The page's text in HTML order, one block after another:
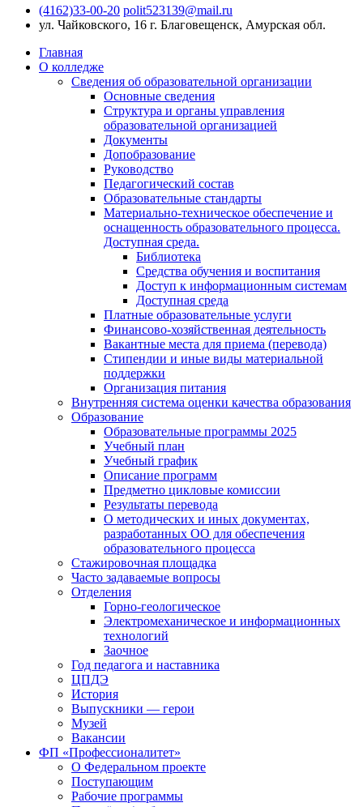
(4162)33-00-20 polit523139@mail.ru
ул. Чайковского, 16 г. Благовещенск, Амурская обл.
Главная
О колледже
Сведения об образовательной организации
Основные сведения
Структура и органы управления
образовательной организацией
Документы
Допобразование
Руководство
Педагогический состав
Образовательные стандарты
Материально-техническое обеспечение и
оснащенность образовательного процесса.
Доступная среда.
Библиотека
Средства обучения и воспитания
Доступ к информационным системам
Доступная среда
Платные образовательные услуги
Финансово-хозяйственная деятельность
Вакантные места для приема (перевода)
Стипендии и иные виды материальной
поддержки
Организация питания
Внутренняя система оценки качества образования
Образование
Образовательные программы 2025
Учебный план
Учебный график
Описание программ
Предметно цикловые комиссии
Результаты перевода
О методических и иных документах,
разработанных ОО для обеспечения
образовательного процесса
Стажировочная площадка
Часто задаваемые вопросы
Отделения
Горно-геологическое
Электромеханическое и информационных
технологий
Заочное
Год педагога и наставника
ЦПДЭ
История
Выпускники — герои
Музей
Вакансии
ФП «Профессионалитет»
О Федеральном проекте
Поступающим
Рабочие программы